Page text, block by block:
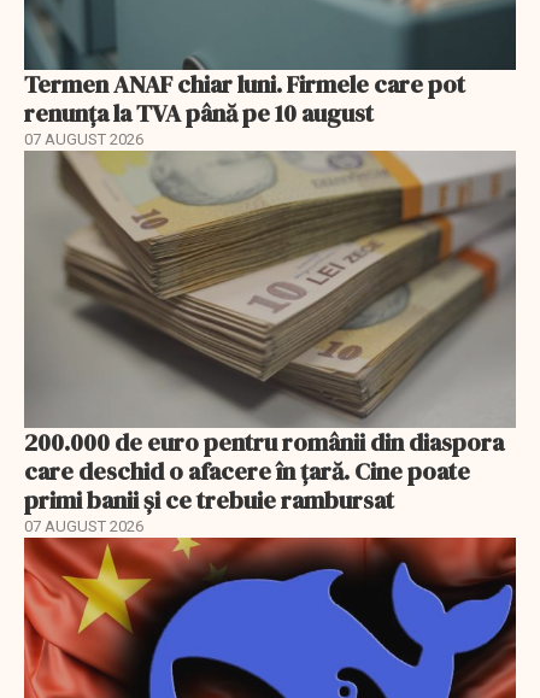
Termen ANAF chiar luni. Firmele care pot
renunța la TVA până pe 10 august
07 AUGUST 2026
200.000 de euro pentru românii din diaspora
care deschid o afacere în țară. Cine poate
primi banii și ce trebuie rambursat
07 AUGUST 2026